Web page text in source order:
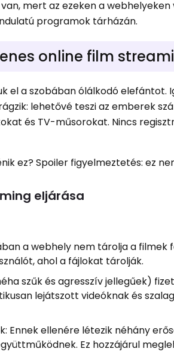
mert az ezeken a
programok tárházán.
online film
el a szobában ólálkodó elefántot.
lehetővé teszi az emberek
és TV-műsorokat. Nincs
ez? Spoiler figyelmeztetés: ez
eljárása
a webhely nem tárolja a filmek
ahol a fájlokat tárolják.
szűk és agresszív jellegűek)
lejátszott videóknak és
Ennek ellenére létezik néhány
Ez hozzájárul